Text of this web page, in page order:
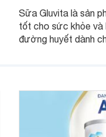
Sữa Gluvita là sản
tốt cho sức khỏe và
đường huyết dành
thể gì, hãy cùng
hiểu ngay trong bài